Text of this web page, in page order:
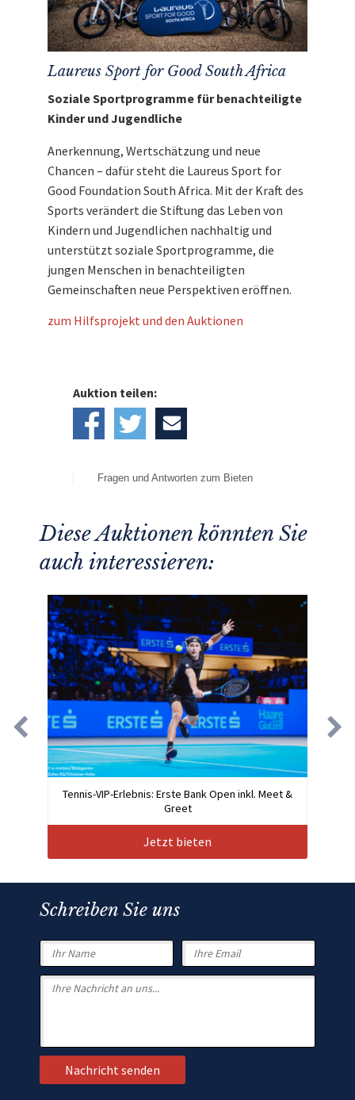
bieten Sie jetzt mit und unterstützen Sie mit
Ihrem Gebot die wertvolle Arbeit der Laureus
Sport For Good Foundation South Africa.
Entdecken Sie bei uns auch
weitereeinzigartige Auktionenfür den guten
Zweck!
Bei der Tour de France frisch
signiertes Radtrikot
Eigene Anreise
Mit dem Erlös dieser Auktion unterstützen wir
South Africa.
Laureus Sport for Good South Africa
Soziale Sportprogramme für benachteiligte
Kinder und Jugendliche
Anerkennung, Wertschätzung und neue
Chancen – dafür steht die Laureus Sport for
Good Foundation South Africa. Mit der Kraft des
Sports verändert die Stiftung das Leben von
Kindern und Jugendlichen nachhaltig und
unterstützt soziale Sportprogramme, die
jungen Menschen in benachteiligten
Gemeinschaften neue Perspektiven eröffnen.
zum Hilfsprojekt und den Auktionen
Auktion teilen:
Fragen und Antworten zum Bieten
Diese Auktionen könnten Sie
auch interessieren:
Tennis-VIP-Erlebnis: Erste Bank Open inkl. Meet &
Greet
Jetzt bieten
Schreiben Sie uns